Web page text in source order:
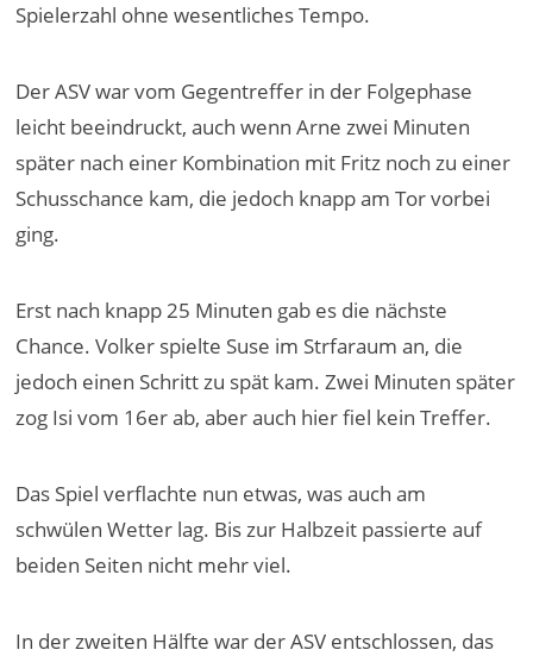
Spielerzahl ohne wesentliches Tempo.
Der ASV war vom Gegentreffer in der Folgephase
leicht beeindruckt, auch wenn Arne zwei Minuten
später nach einer Kombination mit Fritz noch zu einer
Schusschance kam, die jedoch knapp am Tor vorbei
ging.
Erst nach knapp 25 Minuten gab es die nächste
Chance. Volker spielte Suse im Strfaraum an, die
jedoch einen Schritt zu spät kam. Zwei Minuten später
zog Isi vom 16er ab, aber auch hier fiel kein Treffer.
Das Spiel verflachte nun etwas, was auch am
schwülen Wetter lag. Bis zur Halbzeit passierte auf
beiden Seiten nicht mehr viel.
In der zweiten Hälfte war der ASV entschlossen, das